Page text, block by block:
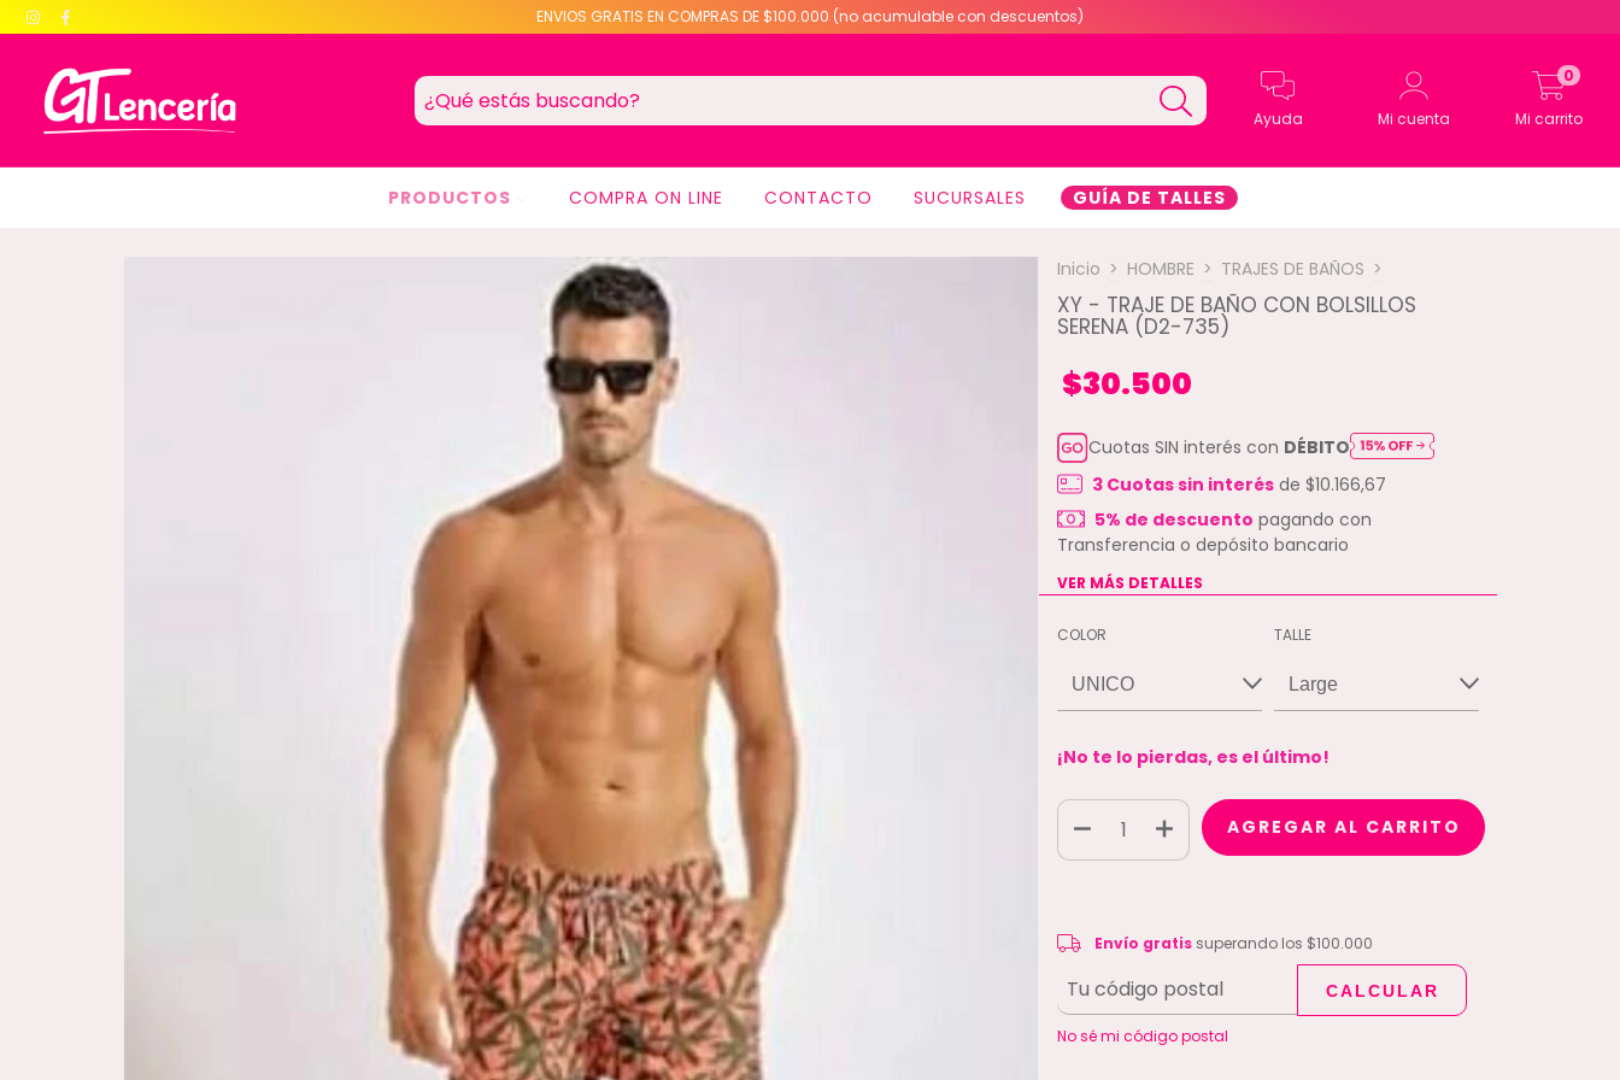
ENVIOS GRATIS EN COMPRAS DE $100.000 (no acumulable con descuentos)
Ayuda Mi cuenta Mi carrito
0
PRODUCTOS COMPRA ON LINE CONTACTO SUCURSALES GUÍA DE TALLES
Inicio > HOMBRE > TRAJES DE BAÑOS >
XY - TRAJE DE BAÑO CON BOLSILLOS
SERENA (D2-735)
$30.500
Cuotas SIN interés con DÉBITO
3Cuotas sin interésde $10.166,67
5% de descuento pagando con
Transferencia o depósito bancario
VER MÁS DETALLES
COLOR TALLE
¡No te lo pierdas, es el último!
Envío gratis $100.000
Entregas para el CP: CAMBIAR CP
Envío gratissuperando los $100.000
CALCULAR
No sé mi código postal